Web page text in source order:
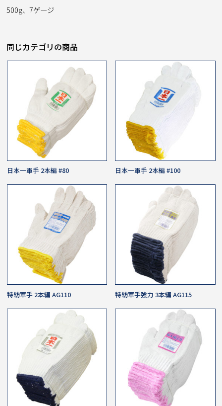
500g、7ゲージ
同じカテゴリの商品
日本一軍手 2本編 #80 日本一軍手 2本編 #100
特紡軍手 2本編 AG110 特紡軍手強力 3本編 AG115